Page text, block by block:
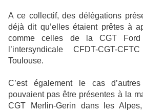
A ce collectif, des délégations
déjà dit qu’elles étaient prêtes à
comme celles de la CGT
l’intersyndicale CFDT-CGT-
Toulouse.
C’est également le cas
pouvaient pas être présentes à la
CGT Merlin-Gerin dans les